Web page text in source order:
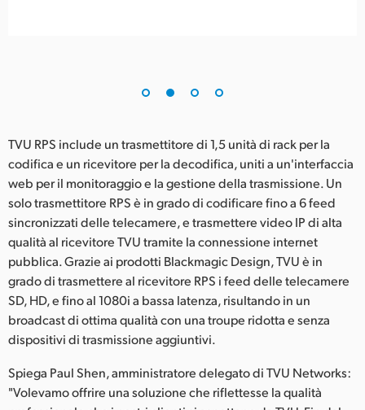
United Kingdom
United States
TVU RPS include un trasmettitore di 1,5 unità di rack per la
codifica e un ricevitore per la decodifica, uniti a un'interfaccia
web per il monitoraggio e la gestione della trasmissione. Un
solo trasmettitore RPS è in grado di codificare fino a 6 feed
sincronizzati delle telecamere, e trasmettere video IP di alta
qualità al ricevitore TVU tramite la connessione internet
pubblica. Grazie ai prodotti Blackmagic Design, TVU è in
grado di trasmettere al ricevitore RPS i feed delle telecamere
SD, HD, e fino al 1080i a bassa latenza, risultando in un
broadcast di ottima qualità con una troupe ridotta e senza
dispositivi di trasmissione aggiuntivi.
Spiega Paul Shen, amministratore delegato di TVU Networks:
"Volevamo offrire una soluzione che riflettesse la qualità